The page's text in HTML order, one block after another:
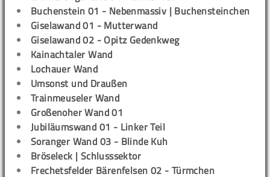
Buchenstein 01 - Nebenmassiv | Buchensteinchen
Giselawand 01 - Mutterwand
Giselawand 02 - Opitz Gedenkweg
Kainachtaler Wand
Lochauer Wand
Umsonst und Draußen
Trainmeuseler Wand
Großenoher Wand 01
Jubiläumswand 01 - Linker Teil
Soranger Wand 03 - Blinde Kuh
Bröseleck | Schlusssektor
Frechetsfelder Bärenfelsen 02 - Türmchen